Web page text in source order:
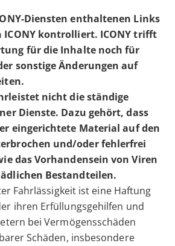
Diensten enthaltenen Links
kontrolliert. ICONY trifft
für die Inhalte noch für
sonstige Änderungen auf
nicht die ständige
Dienste. Dazu gehört, dass
eingerichtete Material auf den
und/oder fehlerfrei
das Vorhandensein von Viren
Bestandteilen.
Fahrlässigkeit ist eine Haftung
ihren Erfüllungsgehilfen und
bei Vermögensschäden
Schäden, insbesondere